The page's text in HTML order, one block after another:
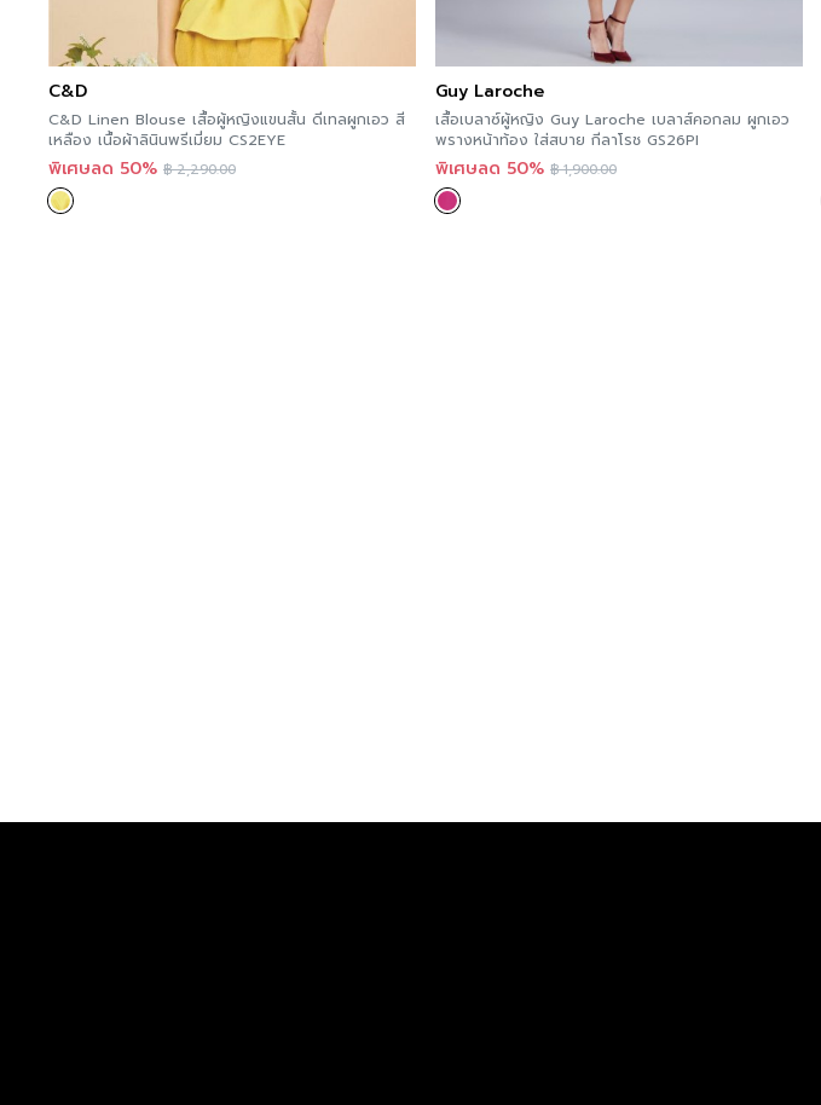
C&D
C&D Linen Blouse เสื้อผู้หญิงแขนสั้น ดีเทลผูกเอว สี
เหลือง เนื้อผ้าลินินพรีเมี่ยม CS2EYE
พิเศษลด 50% ฿2,290.00
Guy Laroche
เสื้อเบลาซ์ผู้หญิง Guy Laroche เบลาส์คอกลม ผูกเอว
พรางหน้าท้อง ใส่สบาย กีลาโรช GS26PI
พิเศษลด 50% ฿1,900.00